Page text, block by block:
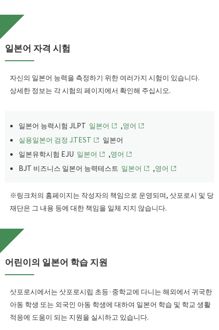
일본어 자격 시험
자신의 일본어 능력을 측정하기 위한 여러가지 시험이 있습니다.
상세한 정보는 각 시험의 페이지에서 확인해 주십시오.
일본어 능력시험 JLPT 일본어 ,영어
실용일본어 검정 J.TEST
일본어
일본유학시험 EJU 일본어 ,영어
BJT 비즈니스 일본어 능력테스트 일본어 ,영어
※링크처의 홈페이지는 작성자의 책임으로 운영되며, 삿포로시 및 당
재단은 그 내용 등에 대한 책임을 일체 지지 않습니다.
어린이의 일본어 학습 지원
삿포로시에서는 삿포로시립 초등·중학교에 다니는 해외에서 귀국한
아동 학생 또는 외국인 아동 학생에 대하여 일본어 학습 및 학교 생활
적응에 도움이 되는 지원을 실시하고 있습니다.